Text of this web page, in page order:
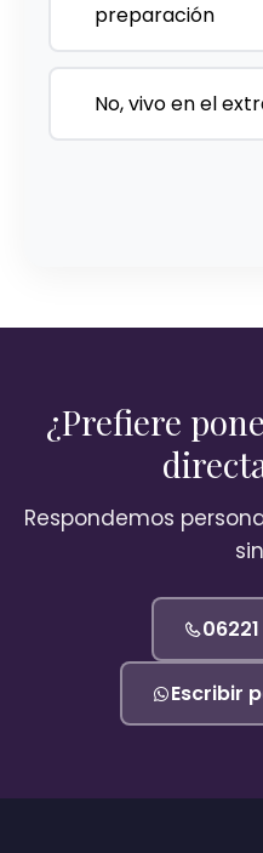
preparación
No, vivo en el
¿Prefiere
Respondemos
Escribir